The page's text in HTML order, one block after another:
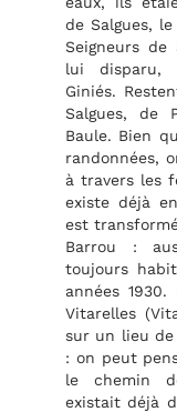
de Salgues,
Seigneurs de
lui disparu,
Giniés.
Salgues, de
Baule. Bien
randonnées,
à travers les
existe déjà
est
Barrou :
toujours
années
Vitarelles
sur un lieu de
: on peut
le chemin
existait déjà